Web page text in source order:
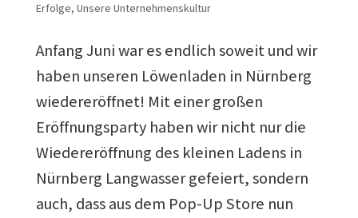
Erfolge, Unsere Unternehmenskultur
Anfang Juni war es endlich soweit und wir
haben unseren Löwenladen in Nürnberg
wiedereröffnet! Mit einer großen
Eröffnungsparty haben wir nicht nur die
Wiedereröffnung des kleinen Ladens in
Nürnberg Langwasser gefeiert, sondern
auch, dass aus dem Pop-Up Store nun